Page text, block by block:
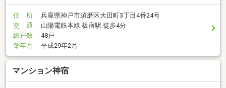
住 所
兵庫県神戸市須磨区大田町3丁目4番24号
交 通
山陽電鉄本線 板宿駅 徒歩4分
総戸数
48戸
築年月
平成29年2月
マンション神宿